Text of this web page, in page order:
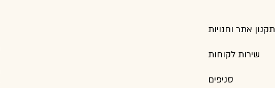
תקנון אתר וחנויות
שירות לקוחות
סניפים